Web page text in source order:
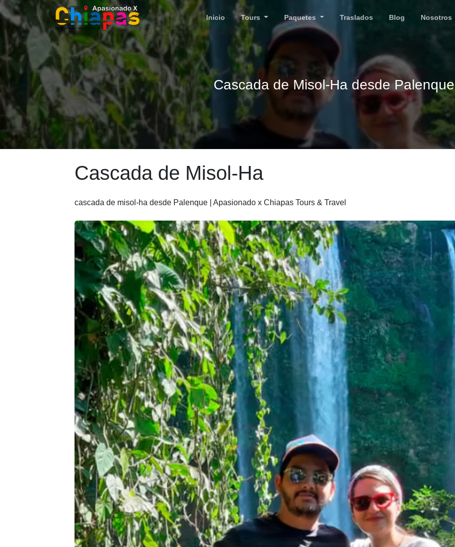
Inicio Tours Paquetes Traslados Blog Nosotros
Cascada de Misol-Ha desde Palenque
Cascada de Misol-Ha
cascada de misol-ha desde Palenque | Apasionado x Chiapas Tours & Travel